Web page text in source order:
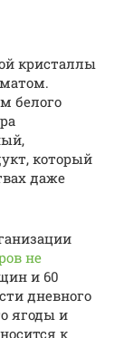
кристаллы
белого
который
даже
не
и 60
дневного
ягоды и
к